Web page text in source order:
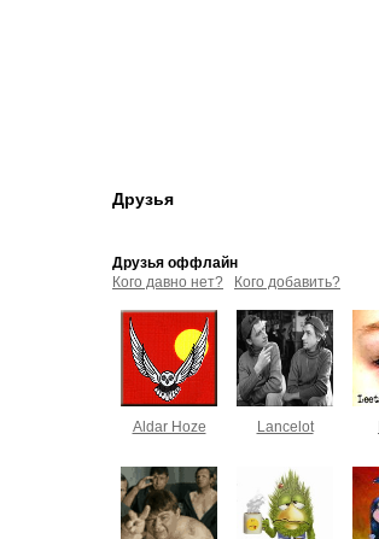
Друзья
Друзья оффлайн
Кого давно нет?
Кого добавить?
Aldar Hoze Lancelot